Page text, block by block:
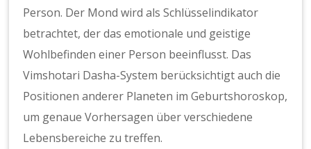
Person. Der Mond wird als Schlüsselindikator
betrachtet, der das emotionale und geistige
Wohlbefinden einer Person beeinflusst. Das
Vimshotari Dasha-System berücksichtigt auch die
Positionen anderer Planeten im Geburtshoroskop,
um genaue Vorhersagen über verschiedene
Lebensbereiche zu treffen.